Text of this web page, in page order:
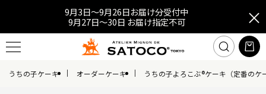
9月3日～9月26日お届け分受付中
9月27日～30日 お届け指定不可
うちの子ケーキ オーダーケーキ うちの子よろこぶ®ケーキ（定番のケ